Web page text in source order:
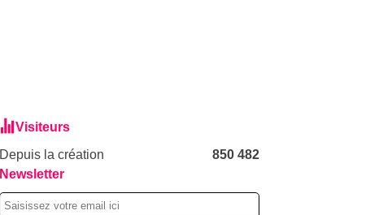
Visiteurs
Depuis la création
850 482
Newsletter